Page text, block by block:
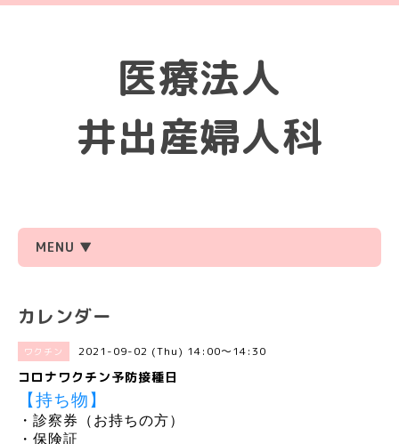
医療法人
井出産婦人科
MENU ▼
カレンダー
ワクチン 2021-09-02 (Thu) 14:00～14:30
コロナワクチン予防接種日
【持ち物】
・診察券（お持ちの方）
・保険証